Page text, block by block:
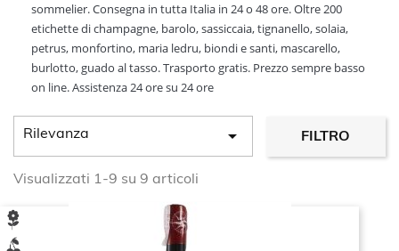
sommelier. Consegna in tutta Italia in 24 o 48 ore. Oltre 200
etichette di champagne, barolo, sassiccaia, tignanello, solaia,
petrus, monfortino, maria ledru, biondi e santi, mascarello,
burlotto, guado al tasso. Trasporto gratis. Prezzo sempre basso
on line. Assistenza 24 ore su 24 ore
Rilevanza  FILTRO
Visualizzati 1-9 su 9 articoli